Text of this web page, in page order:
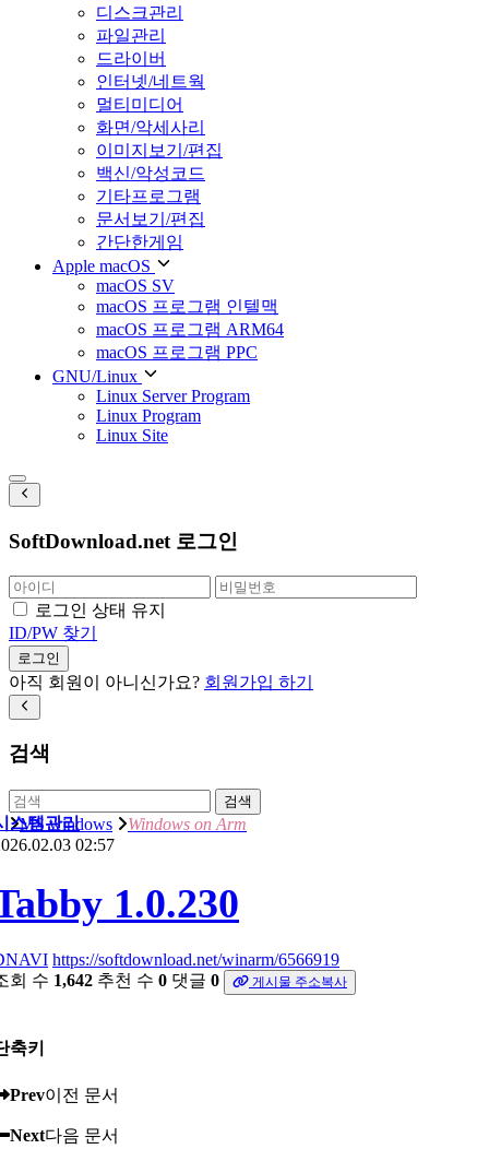
디스크관리
파일관리
드라이버
인터넷/네트웍
멀티미디어
화면/악세사리
이미지보기/편집
백신/악성코드
기타프로그램
문서보기/편집
간단한게임
Apple macOS
macOS SV
macOS 프로그램 인텔맥
macOS 프로그램 ARM64
macOS 프로그램 PPC
GNU/Linux
Linux Server Program
Linux Program
Linux Site
SoftDownload.net 로그인
로그인 상태 유지
ID/PW 찾기
로그인
아직 회원이 아니신가요? 회원가입 하기
검색
검색
MS windows Windows on Arm
스템관리
02:57
1.0.230
https://softdownload.net/winarm/6566919
회 수 1,642 추천 수 0 댓글 0 게시물 주소복사
축키
Prev이전 문서
Next다음 문서